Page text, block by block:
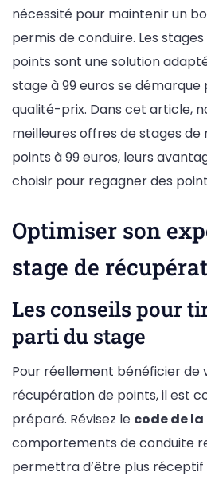
nécessité pour maintenir un
permis de conduire. Les
points sont une solution
stage à 99 euros se
qualité-prix. Dans cet article,
meilleures offres de stages
points à 99 euros, leurs
choisir pour regagner des
Optimiser son
stage de
Les conseils pour
parti du stage
Pour réellement bénéficier de
récupération de points, il est
préparé. Révisez le code de
comportements de conduite
permettra d’être plus réceptif